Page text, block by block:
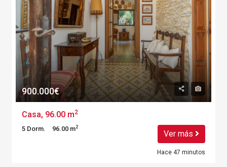
900.000€
Casa, 96.00 m2
5 Dorm. 96.00 m2
Ver más
Hace 47 minutos